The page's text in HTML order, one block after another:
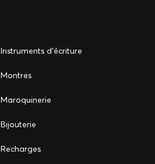
Instruments d'écriture
Montres
Maroquinerie
Bijouterie
Recharges